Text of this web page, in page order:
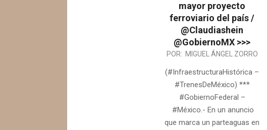
mayor proyecto
ferroviario del país /
@Claudiashein
@GobiernoMX >>>
2026-
05-
POR: MIGUEL ÁNGEL ZORRO
(#InfraestructuraHistórica –
#TrenesDeMéxico) ***
#GobiernoFederal –
#México.- En un anuncio
que marca un parteaguas en